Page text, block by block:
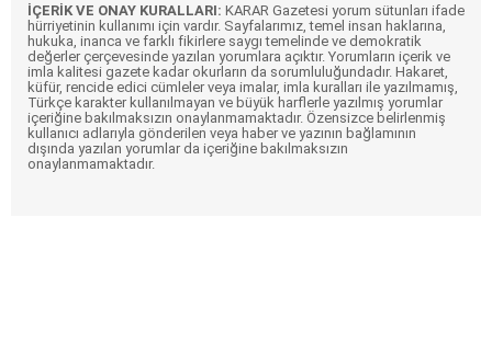
İÇERİK VE ONAY KURALLARI: KARAR Gazetesi yorum sütunları ifade
hürriyetinin kullanımı için vardır. Sayfalarımız, temel insan haklarına,
hukuka, inanca ve farklı fikirlere saygı temelinde ve demokratik
değerler çerçevesinde yazılan yorumlara açıktır. Yorumların içerik ve
imla kalitesi gazete kadar okurların da sorumluluğundadır. Hakaret,
küfür, rencide edici cümleler veya imalar, imla kuralları ile yazılmamış,
Türkçe karakter kullanılmayan ve büyük harflerle yazılmış yorumlar
içeriğine bakılmaksızın onaylanmamaktadır. Özensizce belirlenmiş
kullanıcı adlarıyla gönderilen veya haber ve yazının bağlamının
dışında yazılan yorumlar da içeriğine bakılmaksızın
onaylanmamaktadır.